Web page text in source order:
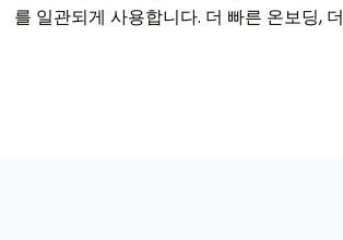
를 일관되게 사용합니다. 더 빠른 온보딩,